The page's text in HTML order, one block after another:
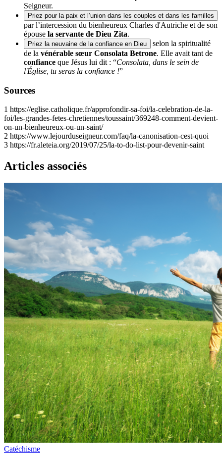
Seigneur.
Priez pour la paix et l’union dans les couples et dans les familles
par l’intercession du bienheureux Charles d'Autriche et de son
épouse la servante de Dieu Zita.
Priez la neuvaine de la confiance en Dieu
selon la spiritualité
de la vénérable sœur Consolata Betrone. Elle avait tant de
confiance que Jésus lui dit : “Consolata, dans le sein de
l'Église, tu seras la confiance !”
Sources
1 https://eglise.catholique.fr/approfondir-sa-foi/la-celebration-de-la-
foi/les-grandes-fetes-chretiennes/toussaint/369248-comment-devient-
on-un-bienheureux-ou-un-saint/
2 https://www.lejourduseigneur.com/faq/la-canonisation-cest-quoi
3 https://fr.aleteia.org/2019/07/25/la-to-do-list-pour-devenir-saint
Articles associés
Catéchisme